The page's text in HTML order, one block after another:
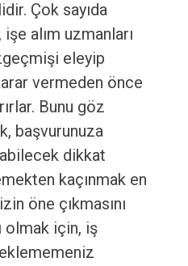
Çok sayıda
alım uzmanları
eleyip
vermeden önce
Bunu göz
başvurunuza
dikkat
kaçınmak en
öne çıkmasını
olmak için, iş